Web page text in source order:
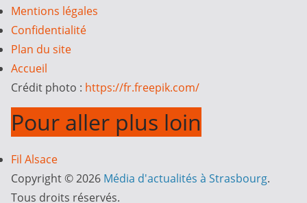
Mentions légales
Confidentialité
Plan du site
Accueil
Crédit photo : https://fr.freepik.com/
Pour aller plus loin
Fil Alsace
Copyright © 2026 Média d'actualités à Strasbourg.
Tous droits réservés.